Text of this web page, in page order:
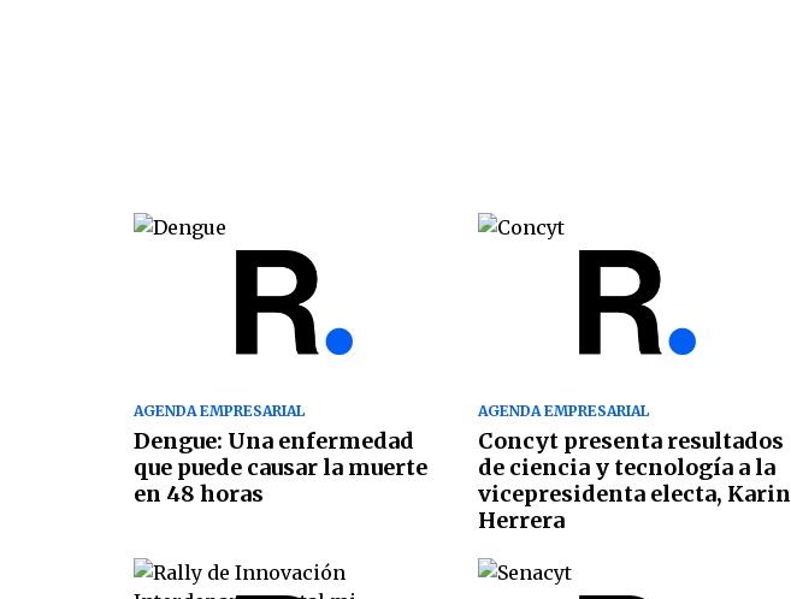
AGENDA EMPRESARIAL
Dengue: Una enfermedad
que puede causar la muerte
en 48 horas
AGENDA EMPRESARIAL
Concyt presenta resultados
de ciencia y tecnología a la
vicepresidenta electa, Karin
Herrera